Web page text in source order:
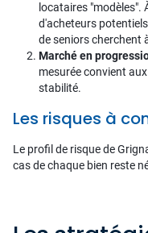
locataires "modèles".
d'acheteurs
de seniors cherchent
Marché en
mesurée convient
stabilité.
Les risques à
Le profil de risque de
cas de chaque bien reste